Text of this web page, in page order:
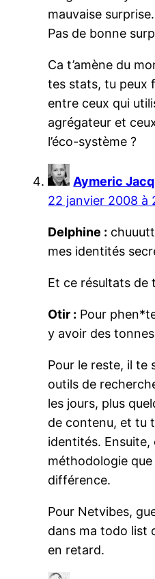
mauvaise surprise.
Pas de bonne
Ca t’amène du
tes stats, tu peux
entre ceux qui
agrégateur et
l’éco-système ?
Aymeric
22 janvier 2008 à
Delphine :
mes identités
Et ce résultats de
Otir : Pour
y avoir des
Pour le reste, il te
outils de
les jours, plus
de contenu, et tu
identités. Ensuite,
méthodologie que
différence.
Pour Netvibes,
dans ma todo list
en retard.